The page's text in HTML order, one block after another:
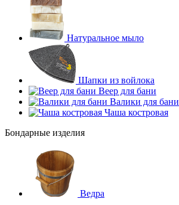
Натуральное мыло
Шапки из войлока
Веер для бани
Валики для бани
Чаша костровая
Бондарные изделия
Ведра